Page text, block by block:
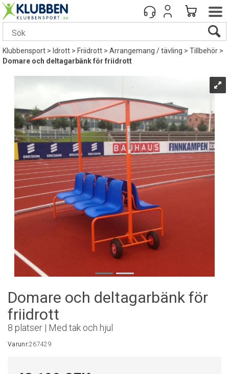
Klubbensport> Idrott>Friidrott>Arrangemang / tävling>Tillbehör>
Domare och deltagarbänk för friidrott
Domare och deltagarbänk för
friidrott
8 platser | Med tak och hjul
Varunr:267429